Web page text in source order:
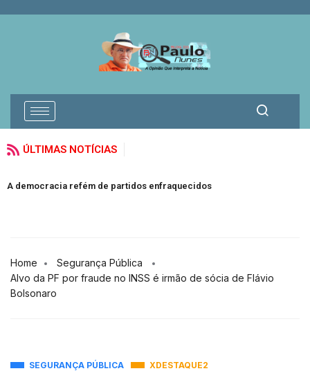
ÚLTIMAS NOTÍCIAS
A democracia refém de partidos enfraquecidos
Home
Segurança Pública
Alvo da PF por fraude no INSS é irmão de sócia de Flávio
Bolsonaro
SEGURANÇA PÚBLICA XDESTAQUE2